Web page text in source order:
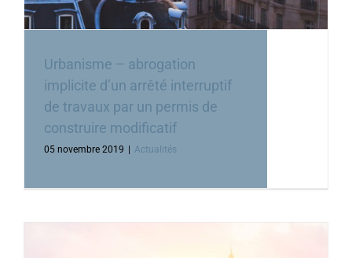
Urbanisme – abrogation
implicite d’un arrêté interruptif
de travaux par un permis de
construire modificatif
05 novembre 2019 Actualités